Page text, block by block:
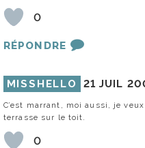
0
RÉPONDRE
MISSHELLO 21 JUIL
C’est marrant, moi aussi, je
terrasse sur le toit.
0